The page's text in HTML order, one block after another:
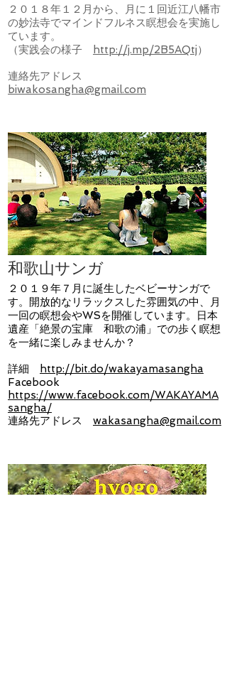
２０１８年１２月から、月に１回近江八幡市
の妙法寺でマインドフルネス瞑想会を実施し
ています。
​（実践会の様子
http://j.mp/2B5AQtj）
連絡先アドレス
biwakosangha@gmail.com
和歌山サンガ
２０１９年７月に誕生したベビーサンガで
す。開放的なリラックスした雰囲気の中、月
一回の瞑想会やWSを開催しています。日本
遺産「絶景の宝庫 和歌の浦」での歩く瞑想
を一緒に楽しみませんか？
詳細
http://bit.do/wakayamasangha
Facebook
https://www.facebook.com/WAKAYAMA
sangha/
連絡先アドレス wakasangha@gmail.com